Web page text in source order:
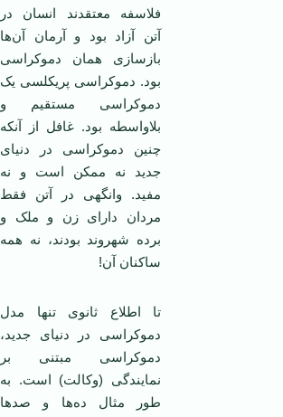
فلاسفه معتقدند انسان در
آتن آزاد بود و آرمان آن‌ها
بازسازی همان دموکراسی
بود. دموکراسی پریکلسی یک
دموکراسی مستقیم و
بلاواسطه بود. غافل از آنکه
چنین دموکراسی در دنیای
جدید نه ممکن است و نه
مفید. وانگهی در آتن فقط
مردان دارای زن و ملک و
برده شهروند بودند، نه همه
ساکنان آن!
تا اطلاع ثانوی تنها مدل
دموکراسی در دنیای جدید،
دموکراسی مبتنی بر
نمایندگی (وکالت) است. به
طور مثال ده‌ها و صدها